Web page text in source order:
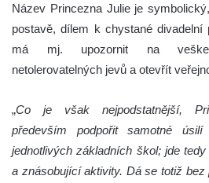
Název Princezna Julie je
postavě, dílem k chystané divadelní
má mj. upozornit na
netolerovatelných jevů a otevřít
„Co je však nejpodstatnější,
především podpořit samotné
jednotlivých základních škol; jde
a znásobující aktivity. Dá se totiž